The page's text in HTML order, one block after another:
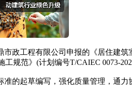
工程有限公司申报的《居住建筑
规范》(计划编号T/CAIEC 0073-
起草编写，强化质量管理，通力